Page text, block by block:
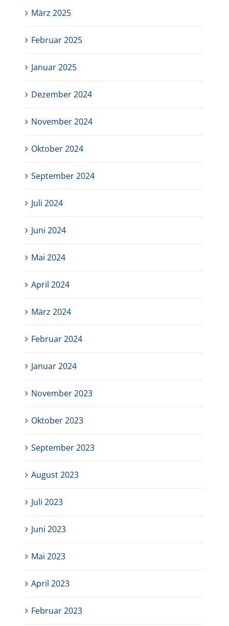
März 2025
Februar 2025
Januar 2025
Dezember 2024
November 2024
Oktober 2024
September 2024
Juli 2024
Juni 2024
Mai 2024
April 2024
März 2024
Februar 2024
Januar 2024
November 2023
Oktober 2023
September 2023
August 2023
Juli 2023
Juni 2023
Mai 2023
April 2023
Februar 2023